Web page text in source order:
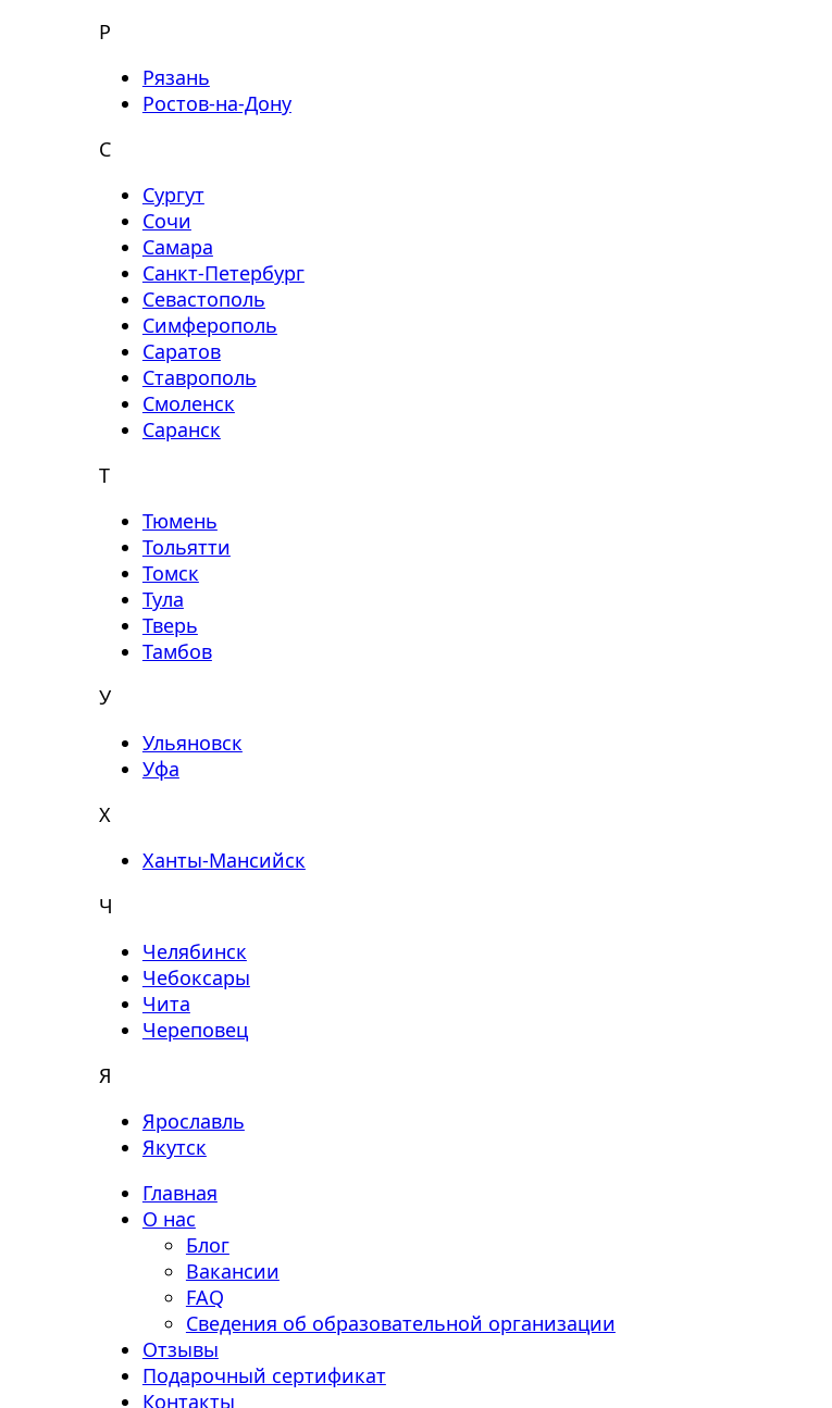
Р
Рязань
Ростов-на-Дону
С
Сургут
Сочи
Самара
Санкт-Петербург
Севастополь
Симферополь
Саратов
Ставрополь
Смоленск
Саранск
Т
Тюмень
Тольятти
Томск
Тула
Тверь
Тамбов
У
Ульяновск
Уфа
Х
Ханты-Мансийск
Ч
Челябинск
Чебоксары
Чита
Череповец
Я
Ярославль
Якутск
Главная
О нас
Блог
Вакансии
FAQ
Сведения об образовательной организации
Отзывы
Подарочный сертификат
Контакты